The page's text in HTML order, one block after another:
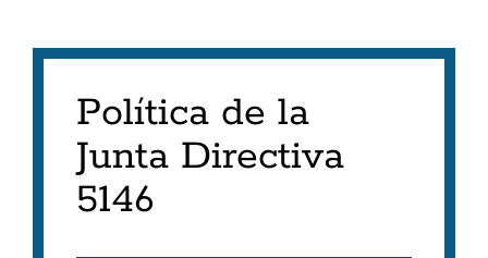
Política de la
Junta Directiva
5146